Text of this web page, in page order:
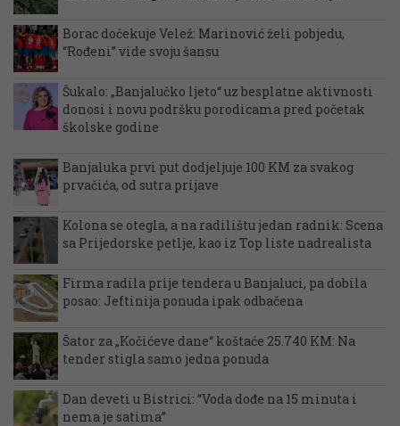
Borac dočekuje Velež: Marinović želi pobjedu,
“Rođeni” vide svoju šansu
Šukalo: „Banjalučko ljeto“ uz besplatne aktivnosti
donosi i novu podršku porodicama pred početak
školske godine
Banjaluka prvi put dodjeljuje 100 KM za svakog
prvačića, od sutra prijave
Kolona se otegla, a na radilištu jedan radnik: Scena
sa Prijedorske petlje, kao iz Top liste nadrealista
Firma radila prije tendera u Banjaluci, pa dobila
posao: Jeftinija ponuda ipak odbačena
Šator za „Kočićeve dane“ koštaće 25.740 KM: Na
tender stigla samo jedna ponuda
Dan deveti u Bistrici: “Voda dođe na 15 minuta i
nema je satima”